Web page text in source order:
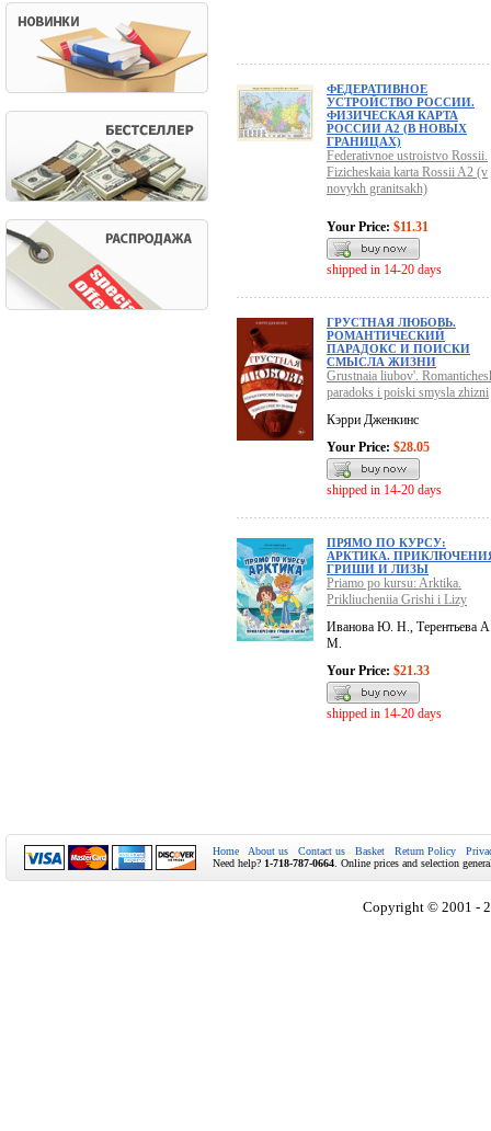
ФЕДЕРАТИВНОЕ
УСТРОЙСТВО РОССИИ.
ФИЗИЧЕСКАЯ КАРТА
РОССИИ А2 (В НОВЫХ
ГРАНИЦАХ)
Federativnoe ustroistvo Rossii.
Fizicheskaia karta Rossii A2 (v
novykh granitsakh)
Your Price: $11.31
shipped in 14-20 days
ГРУСТНАЯ ЛЮБОВЬ.
РОМАНТИЧЕСКИЙ
ПАРАДОКС И ПОИСКИ
СМЫСЛА ЖИЗНИ
Grustnaia liubov'.
paradoks i poiski smysla zhizni
Кэрри Дженкинс
Your Price: $28.05
shipped in 14-20 days
ПРЯМО ПО КУРСУ:
АРКТИКА.
ГРИШИ И ЛИЗЫ
Priamo po kursu: Arktika.
Prikliucheniia Grishi i Lizy
Иванова Ю. Н., Терентьева
М.
Your Price: $21.33
shipped in 14-20 days
Home About us Contact us Basket Return Policy
Need help? 1-718-787-0664 . Online prices and selection
Copyright © 2001 -